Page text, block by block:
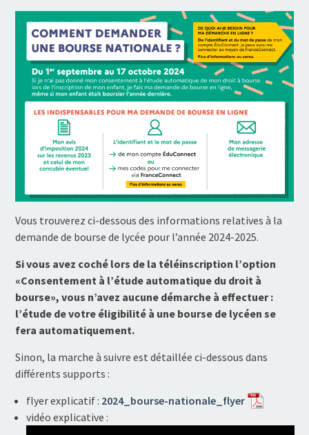
Vous trouverez ci-dessous des informations relatives à la
demande de bourse de lycée pour l’année 2024-2025.
Si vous avez coché lors de la téléinscription l’option
«Consentement à l’étude automatique du droit à
bourse», vous n’avez aucune démarche à effectuer :
l’étude de votre éligibilité à une bourse de lycéen se
fera automatiquement.
Sinon, la marche à suivre est détaillée ci-dessous dans
différents supports :
flyer explicatif : 2024_bourse-nationale_flyer
vidéo explicative :